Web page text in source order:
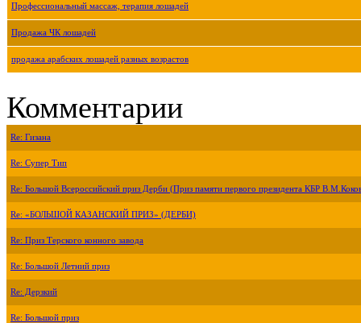
Профессиональный массаж, терапия лошадей
Продажа ЧК лошадей
продажа арабских лошадей разных возрастов
Комментарии
Re: Гизана
Re: Супер Тип
Re: Большой Всероссийский приз Дерби (Приз памяти первого президента КБР
Re: «БОЛЬШОЙ КАЗАНСКИЙ ПРИЗ» (ДЕРБИ)
Re: Приз Терского конного завода
Re: Большой Летний приз
Re: Дерзкий
Re: Большой приз